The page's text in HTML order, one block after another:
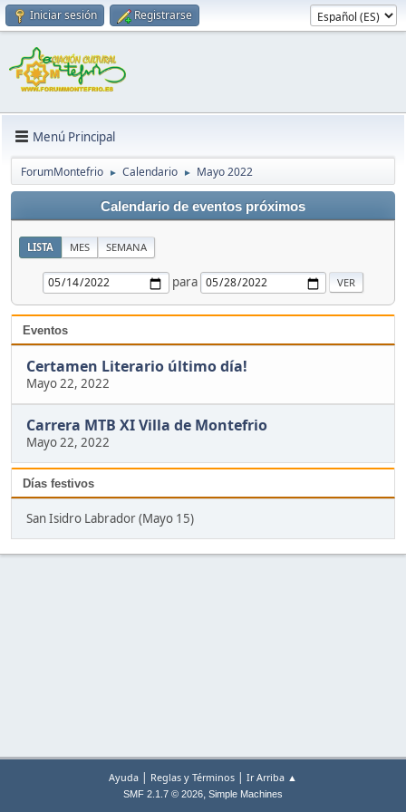
Iniciar sesión Registrarse
Menú Principal
ForumMontefrio ► Calendario ► Mayo 2022
Calendario de eventos próximos
LISTA MES SEMANA
para
Eventos
Certamen Literario último día!
Mayo 22, 2022
Carrera MTB XI Villa de Montefrio
Mayo 22, 2022
Días festivos
San Isidro Labrador (Mayo 15)
Ayuda | Reglas y Términos | Ir Arriba ▲
SMF 2.1.7 © 2026, Simple Machines